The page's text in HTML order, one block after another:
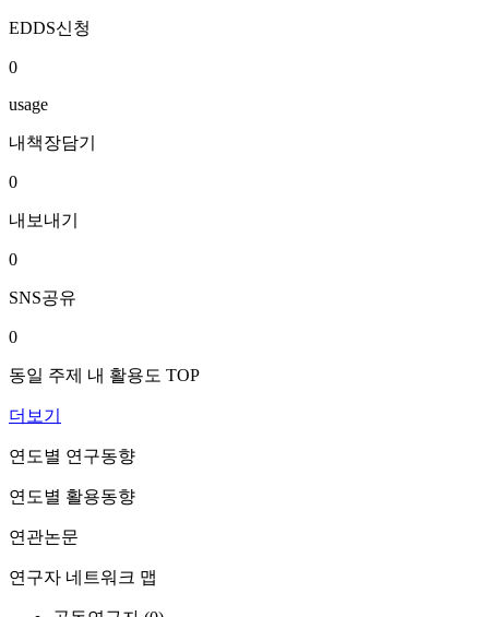
EDDS신청
0
usage
내책장담기
0
내보내기
0
SNS공유
0
동일 주제 내 활용도 TOP
더보기
연도별 연구동향
연도별 활용동향
연관논문
연구자 네트워크 맵